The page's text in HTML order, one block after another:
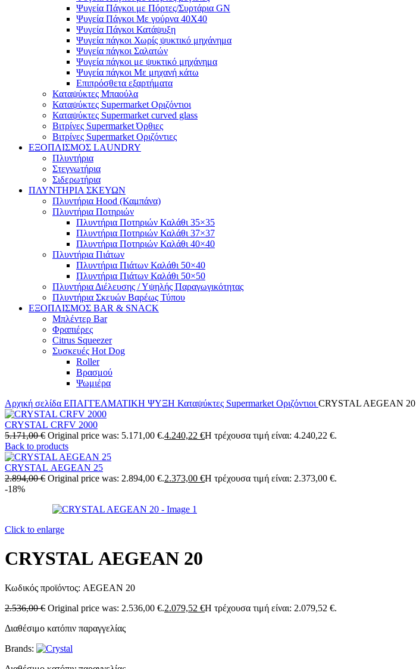
Ψυγεία Πάγκοι με Πόρτες/Συρτάρια GN
Ψυγεία Πάγκοι Με γούρνα 40Χ40
Ψυγεία Πάγκοι Κατάψυξη
Ψυγεία πάγκοι Χωρίς ψυκτικό μηχάνημα
Ψυγεία πάγκοι Σαλατών
Ψυγεία πάγκοι με ψυκτικό μηχάνημα
Ψυγεία πάγκοι Με μηχανή κάτω
Επιπρόσθετα εξαρτήματα
Καταψύκτες Μπαούλα
Καταψύκτες Supermarket Οριζόντιοι
Καταψύκτες Supermarket curved glass
Βιτρίνες Supermarket Όρθιες
Βιτρίνες Supermarket Οριζόντιες
ΕΞΟΠΛΙΣΜΟΣ LAUNDRY
Πλυντήρια
Στεγνωτήρια
Σιδερωτήρια
ΠΛΥΝΤΗΡΙΑ ΣΚΕΥΩΝ
Πλυντήρια Hood (Καμπάνα)
Πλυντήρια Ποτηριών
Πλυντήρια Ποτηριών Καλάθι 35×35
Πλυντήρια Ποτηριών Καλάθι 37×37
Πλυντήρια Ποτηριών Καλάθι 40×40
Πλυντήρια Πιάτων
Πλυντήρια Πιάτων Καλάθι 50×40
Πλυντήρια Πιάτων Καλάθι 50×50
Πλυντήρια Διέλευσης / Υψηλής Παραγωγικότητας
Πλυντήρια Σκευών Βαρέως Τύπου
ΕΞΟΠΛΙΣΜΟΣ BAR & SNACK
Μπλέντερ Bar
Φραπιέρες
Citrus Squeezer
Συσκευές Hot Dog
Roller
Βρασμού
Ψωμιέρα
Αρχική σελίδα ΕΠΑΓΓΕΛΜΑΤΙΚΗ ΨΥΞΗ Καταψύκτες Supermarket Οριζόντιοι CRYSTAL AEGEAN 20
CRYSTAL CRFV 2000
5.171,00€ Original price was: 5.171,00 €.4.240,22 €Η τρέχουσα τιμή είναι: 4.240,22 €.
Back to products
CRYSTAL AEGEAN 25
2.894,00€ Original price was: 2.894,00 €.2.373,00 €Η τρέχουσα τιμή είναι: 2.373,00 €.
-18%
Click to enlarge
CRYSTAL AEGEAN 20
Κωδικός προϊόντος: AEGEAN 20
2.536,00€ Original price was: 2.536,00 €.2.079,52 €Η τρέχουσα τιμή είναι: 2.079,52 €.
Διαθέσιμο κατόπιν παραγγελίας
Brands: